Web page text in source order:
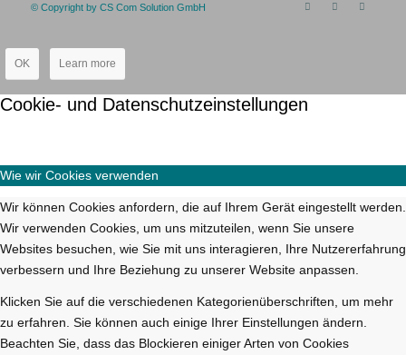
© Copyright by CS Com Solution GmbH
OK Learn more
Cookie- und Datenschutzeinstellungen
Wie wir Cookies verwenden
Wir können Cookies anfordern, die auf Ihrem Gerät eingestellt werden.
Wir verwenden Cookies, um uns mitzuteilen, wenn Sie unsere
Websites besuchen, wie Sie mit uns interagieren, Ihre Nutzererfahrung
verbessern und Ihre Beziehung zu unserer Website anpassen.
Klicken Sie auf die verschiedenen Kategorienüberschriften, um mehr
zu erfahren. Sie können auch einige Ihrer Einstellungen ändern.
Beachten Sie, dass das Blockieren einiger Arten von Cookies